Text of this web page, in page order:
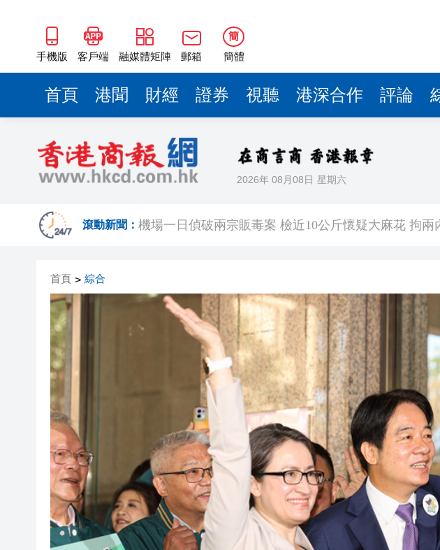
手機版 客戶端 融媒體矩陣 郵箱
簡
簡體
首頁 港聞 財經 證券 視聽 港深合作 評論
2026年 08月08日 星期六
滾動新聞： 機場一日偵破兩宗販毒案 檢近10公斤懷疑大麻花 拘兩
【經濟瞭望】全球通脹回升可能性有多大？
青年魯班選舉2026頒獎典禮今舉行
以滬深港澳為橋 連結全球新規則 第三屆滬深港國際
商事調解大賽圓滿舉辦
逾百體育界精英齊聚青途研討會 建言獻策推動體育產
首頁 > 綜合